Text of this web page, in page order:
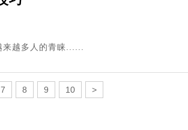
越多人的青睐......
7 8 9 10 >